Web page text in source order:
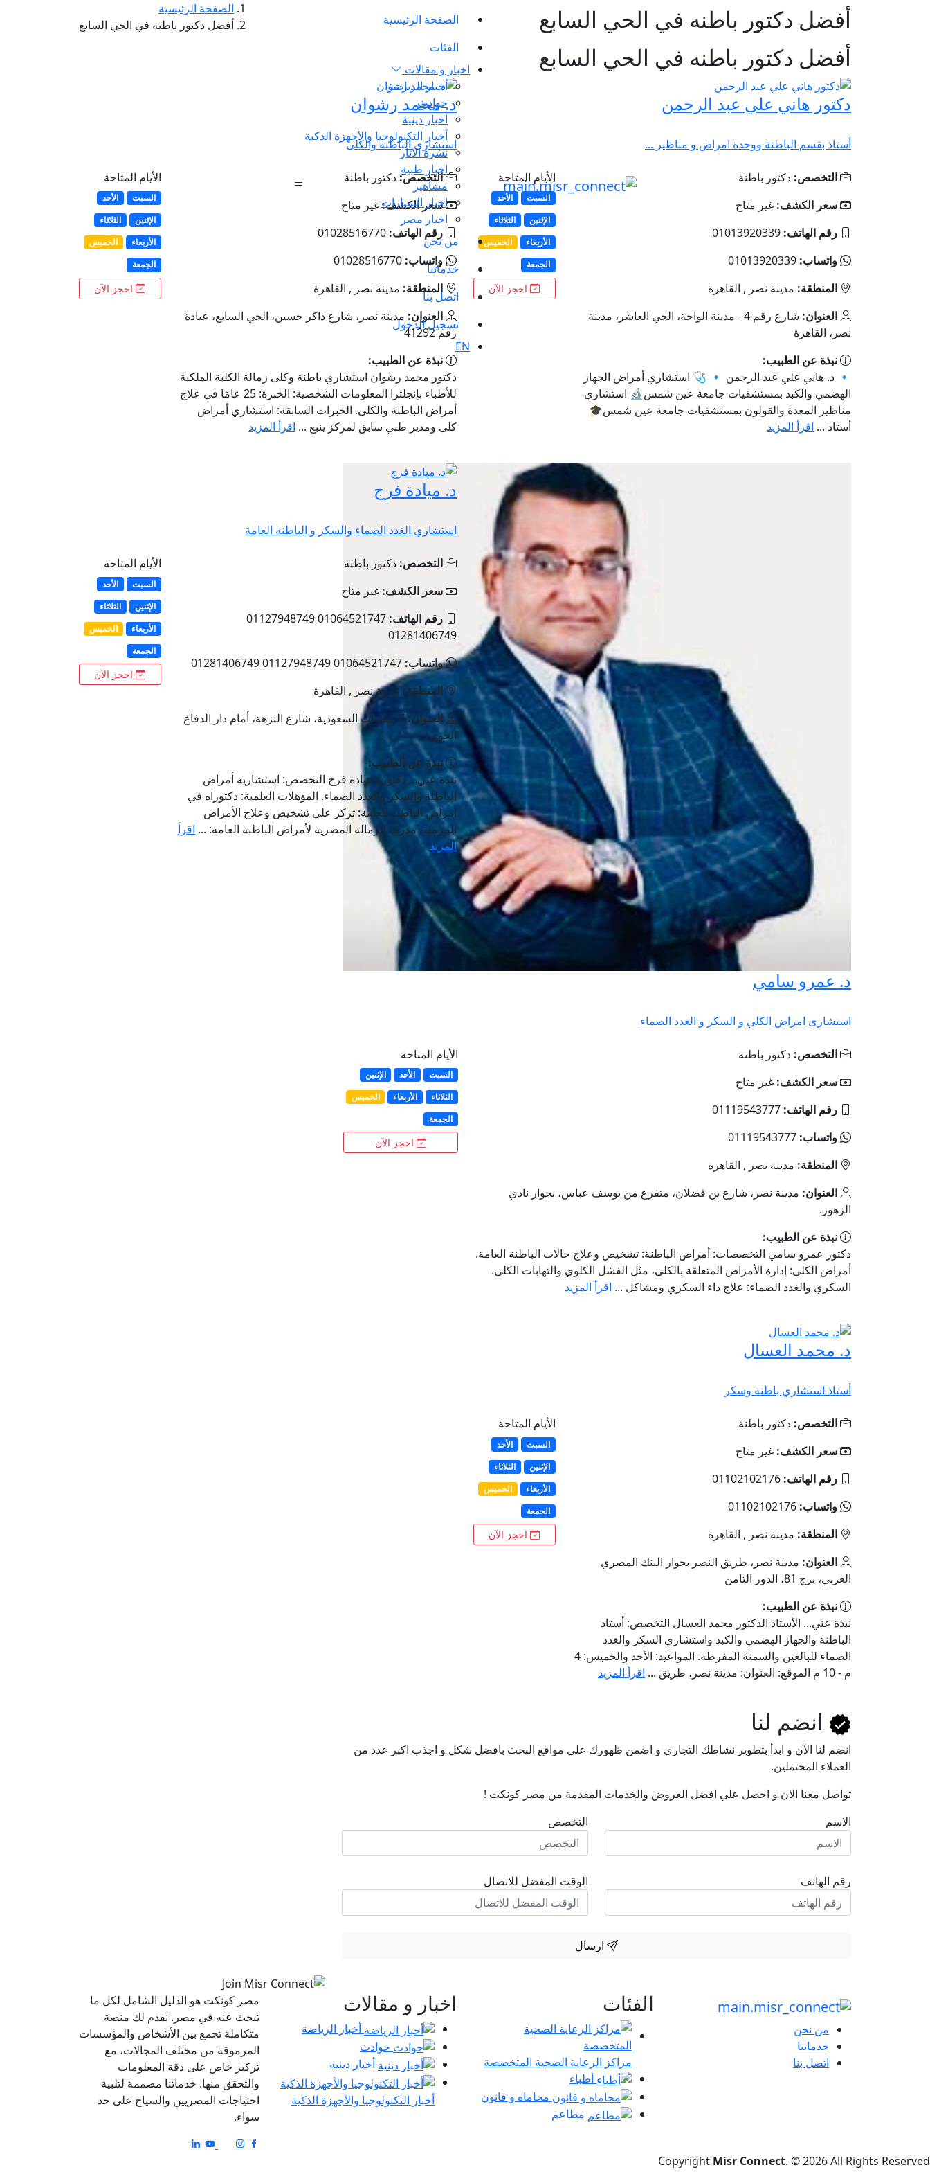
الصفحة الرئيسية
الفئات
اخبار و مقالات
أخبار الرياضة
حوادث
أخبار دينية
أخبار التكنولوجيا والأجهزة الذكية
نشرة الآثار
اخبار طبية
مشاهير
اخبار السيارات
اخبار مصر
من نحن
خدماتنا
اتصل بنا
تسجيل الدخول
EN
أفضل دكتور باطنه في الحي السابع
الصفحة الرئيسية
أفضل دكتور باطنه في الحي السابع
أفضل دكتور باطنه في الحي السابع
دكتور هاني علي عبد الرحمن
أستاذ بقسم الباطنة ووحدة امراض و مناظير ...
التخصص: دكتور باطنة
سعر الكشف: غير متاح
رقم الهاتف: ‎01013920339
واتساب: ‎01013920339
المنطقة: مدينة نصر , القاهرة
العنوان:
شارع رقم 4 - مدينة الواحة، الحي العاشر، مدينة
نصر، القاهرة
نبذة عن الطبيب:
🔹 د. هاني علي عبد الرحمن 🔹 🩺 استشاري أمراض الجهاز
الهضمي والكبد بمستشفيات جامعة عين شمس🔬 استشاري
مناظير المعدة والقولون بمستشفيات جامعة عين شمس🎓
أستاذ ... اقرأ المزيد
الأيام المتاحة
السبت
الأحد
الإثنين
الثلاثاء
الأربعاء
الخميس
الجمعة
احجز الآن
د. محمد رشوان
استشارى الباطنه والكلى
التخصص: دكتور باطنة
سعر الكشف:غير متاح
رقم الهاتف: 01028516770
واتساب: 01028516770
المنطقة: مدينة نصر , القاهرة
العنوان: مدينة نصر، شارع ذاكر حسين، الحي السابع، عيادة
رقم 41292
نبذة عن الطبيب:
دكتور محمد رشوان استشاري باطنة وكلى زمالة الكلية الملكية
للأطباء بإنجلترا المعلومات الشخصية: الخبرة: 25 عامًا في علاج
أمراض الباطنة والكلى. الخبرات السابقة: استشاري أمراض
كلى ومدير طبي سابق لمركز ينبع ... اقرأ المزيد
الأيام المتاحة
السبت
الأحد
الإثنين
الثلاثاء
الأربعاء
الخميس
الجمعة
احجز الآن
د. عمرو سامي
استشارى امراض الكلي و السكر و الغدد الصماء
التخصص: دكتور باطنة
سعر الكشف: غير متاح
رقم الهاتف: 01119543777
واتساب: 01119543777
المنطقة: مدينة نصر , القاهرة
العنوان: مدينة نصر، شارع بن فضلان، متفرع من يوسف عباس، بجوار نادي
الزهور.
نبذة عن الطبيب:
دكتور عمرو سامي التخصصات: أمراض الباطنة: تشخيص وعلاج حالات الباطنة العامة.
أمراض الكلى: إدارة الأمراض المتعلقة بالكلى، مثل الفشل الكلوي والتهابات الكلى.
السكري والغدد الصماء: علاج داء السكري ومشاكل ... اقرأ المزيد
الأيام المتاحة
السبت الأحد
الإثنين
الثلاثاء
الأربعاء
الخميس
الجمعة
احجز الآن
د. ميادة فرج
استشاري الغدد الصماء والسكر و الباطنه العامة
التخصص: دكتور باطنة
سعر الكشف: غير متاح
رقم الهاتف:
01064521747 01127948749
01281406749
واتساب: 01064521747 01127948749 01281406749
المنطقة: مدينة نصر , القاهرة
العنوان:
7 عمارات السعودية، شارع النزهة، أمام دار الدفاع
الجوي،
نبذة عن الطبيب:
نبذة عني... دكتورة ميادة فرج التخصص: استشارية أمراض
الباطنة والسكر والغدد الصماء. المؤهلات العلمية: دكتوراه في
أمراض الباطنة العامة: تركز على تشخيص وعلاج الأمراض
المزمنة. مدرب الزمالة المصرية لأمراض الباطنة العامة: ... اقرأ
المزيد
الأيام المتاحة
السبت
الأحد
الإثنين
الثلاثاء
الأربعاء
الخميس
الجمعة
احجز الآن
د. محمد العسال
أستاذ استشاري باطنة وسكر
التخصص: دكتور باطنة
سعر الكشف: غير متاح
رقم الهاتف: 01102102176
واتساب: 01102102176
المنطقة: مدينة نصر , القاهرة
العنوان: مدينة نصر، طريق النصر بجوار البنك المصري
العربي، برج 81، الدور الثامن
نبذة عن الطبيب:
نبذة عني... الأستاذ الدكتور محمد العسال التخصص: أستاذ
الباطنة والجهاز الهضمي والكبد واستشاري السكر والغدد
الصماء للبالغين والسمنة المفرطة. المواعيد: الأحد والخميس: 4
م - 10 م الموقع: العنوان: مدينة نصر، طريق ...
اقرأ المزيد
الأيام المتاحة
السبت
الأحد
الإثنين
الثلاثاء
الأربعاء
الخميس
الجمعة
احجز الآن
انضم لنا
انضم لنا اﻵن و ابدأ بتطوير نشاطك التجاري و اضمن ظهورك علي مواقع البحث بافضل شكل و اجذب اكبر عدد من
العملاء المحتملين.
تواصل معنا الان و احصل علي افضل العروض والخدمات المقدمة من مصر كونكت !
الاسم
رقم الهاتف
التخصص
الوقت المفضل للاتصال
ارسال
من نحن
خدماتنا
اتصل بنا
الفئات
مراكز الرعاية الصحية المتخصصة
أطباء
محاماه و قانون
مطاعم
اخبار و مقالات
أخبار الرياضة
حوادث
أخبار دينية
أخبار التكنولوجيا والأجهزة الذكية
مصر كونكت هو الدليل الشامل لكل ما
تبحث عنه في مصر. نقدم لك منصة
متكاملة تجمع بين الأشخاص والمؤسسات
المرموقة من مختلف المجالات، مع
تركيز خاص على دقة المعلومات
والتحقق منها. خدماتنا مصممة لتلبية
احتياجات المصريين والسياح على حد
سواء.
Copyright Misr Connect. © 2026 All Rights Reserved